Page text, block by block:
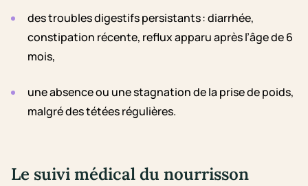
des troubles digestifs persistants : diarrhée,
constipation récente, reflux apparu après l’âge de 6
mois,
une absence ou une stagnation de la prise de poids,
malgré des tétées régulières.
Le suivi médical du nourrisson